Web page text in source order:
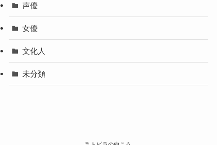
声優
女優
文化人
未分類